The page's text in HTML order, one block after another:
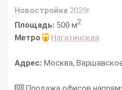
Новостройка 2029г.
Площадь: 500 м2
Метро Нагатинская
Адрес: Москва,
Продажа офисов